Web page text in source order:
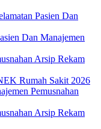
Pasien Dan
Dan Manajemen
Arsip Rekam
Rumah Sakit 2026
Pemusnahan
Arsip Rekam